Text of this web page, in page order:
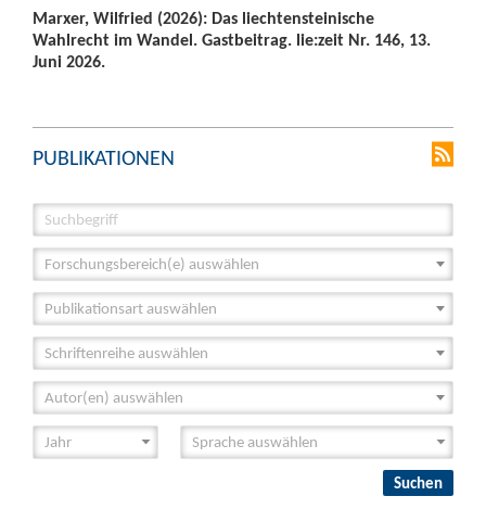
Marxer, Wilfried (2026): Das liechtensteinische
Wahlrecht im Wandel. Gastbeitrag. lie:zeit Nr. 146, 13.
Juni 2026.
PUBLIKATIONEN
Forschungsbereich(e) auswählen
Publikationsart auswählen
Schriftenreihe auswählen
Autor(en) auswählen